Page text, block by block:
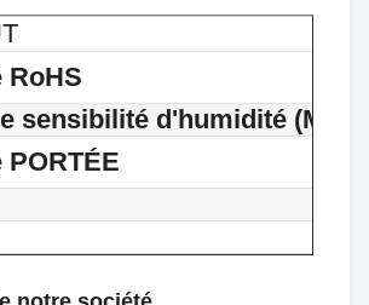
RoHS
sensibilité d'humidité (MSL)